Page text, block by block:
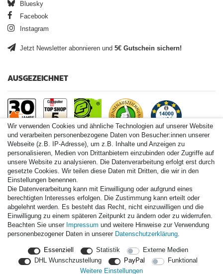
Bluesky
Facebook
Instagram
Jetzt Newsletter abonnieren und 5€ Gutschein sichern!
AUSGEZEICHNET
Paintball.de World
Paintball Shop International
Spares Shop North America
* Alle Preise inkl. ges. MwSt. zzgl. Versandkosten
Zahlungsarten
Versand
Durchschnittliche Bewertung von paintball.debei Trustami:
14.000
Bewertungen
Wir verwenden Cookies und ähnliche Technologien auf unserer Website
und verarbeiten personenbezogene Daten von Besucher:innen unserer
Webseite (z.B. IP-Adresse), um z.B. Inhalte und Anzeigen zu
personalisieren, Medien von Drittanbietern einzubinden oder Zugriffe auf
unsere Website zu analysieren. Die Datenverarbeitung erfolgt erst durch
gesetzte Cookies. Wir teilen diese Daten mit Dritten, die wir in den
Einstellungen benennen.
Die Datenverarbeitung kann mit Einwilligung oder aufgrund eines
berechtigten Interesses erfolgen. Die Zustimmung kann erteilt oder
abgelehnt werden. Es besteht das Recht, nicht einzuwilligen und die
Einwilligung zu einem späteren Zeitpunkt zu ändern oder zu widerrufen.
Beachten Sie unser Impressum und weitere Hinweise zur Verwendung
personenbezogener Daten in unserer Daten­schutz­erklärung.
Essenziell Statistik
Externe Medien
DHL Wunschzustellung
PayPal
Funktional
Weitere Einstellungen